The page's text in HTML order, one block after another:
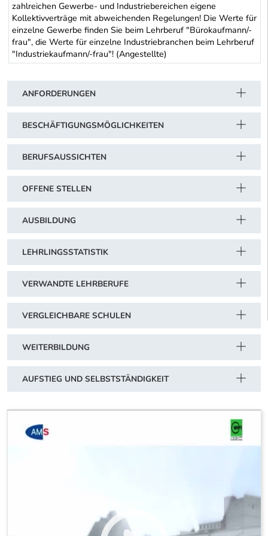
zahlreichen Gewerbe- und Industriebereichen eigene
Kollektivverträge mit abweichenden Regelungen! Die Werte für
einzelne Gewerbe finden Sie beim Lehrberuf "Bürokaufmann/-
frau", die Werte für einzelne Industriebranchen beim Lehrberuf
"Industriekaufmann/-frau"! (Angestellte)
ANFORDERUNGEN
BESCHÄFTIGUNGSMÖGLICHKEITEN
BERUFSAUSSICHTEN
OFFENE STELLEN
AUSBILDUNG
LEHRLINGSSTATISTIK
VERWANDTE LEHRBERUFE
VERGLEICHBARE SCHULEN
WEITERBILDUNG
AUFSTIEG UND SELBSTSTÄNDIGKEIT